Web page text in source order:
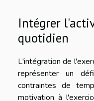
Intégrer
quotidien
L'intégration de
représenter un
contraintes de
motivation à